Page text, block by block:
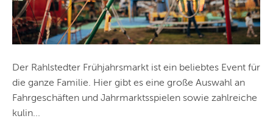
Der Rahlstedter Frühjahrsmarkt ist ein beliebtes Event für
die ganze Familie. Hier gibt es eine große Auswahl an
Fahrgeschäften und Jahrmarktsspielen sowie zahlreiche
kulin...